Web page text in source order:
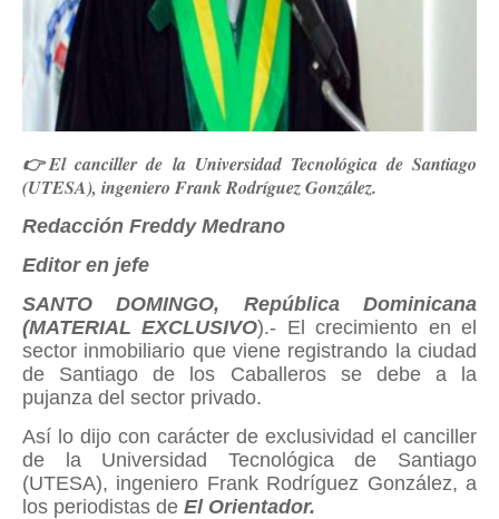
👉El canciller de la Universidad Tecnológica de Santiago
(UTESA), ingeniero Frank Rodríguez González.
Redacción Freddy Medrano
Editor en jefe
SANTO DOMINGO, República Dominicana
(MATERIAL EXCLUSIVO).- El crecimiento en el
sector inmobiliario que viene registrando la ciudad
de Santiago de los Caballeros se debe a la
pujanza del sector privado.
Así lo dijo con carácter de exclusividad el canciller
de la Universidad Tecnológica de Santiago
(UTESA), ingeniero Frank Rodríguez González, a
los periodistas de El Orientador.